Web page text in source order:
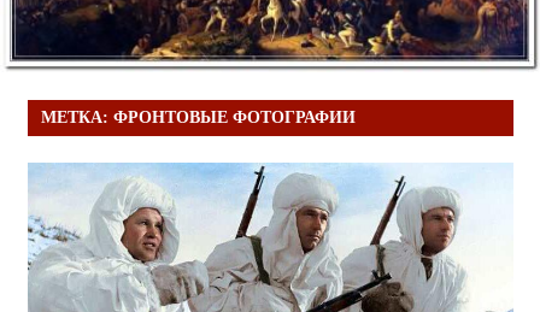
МЕТКА: ФРОНТОВЫЕ ФОТОГРАФИИ